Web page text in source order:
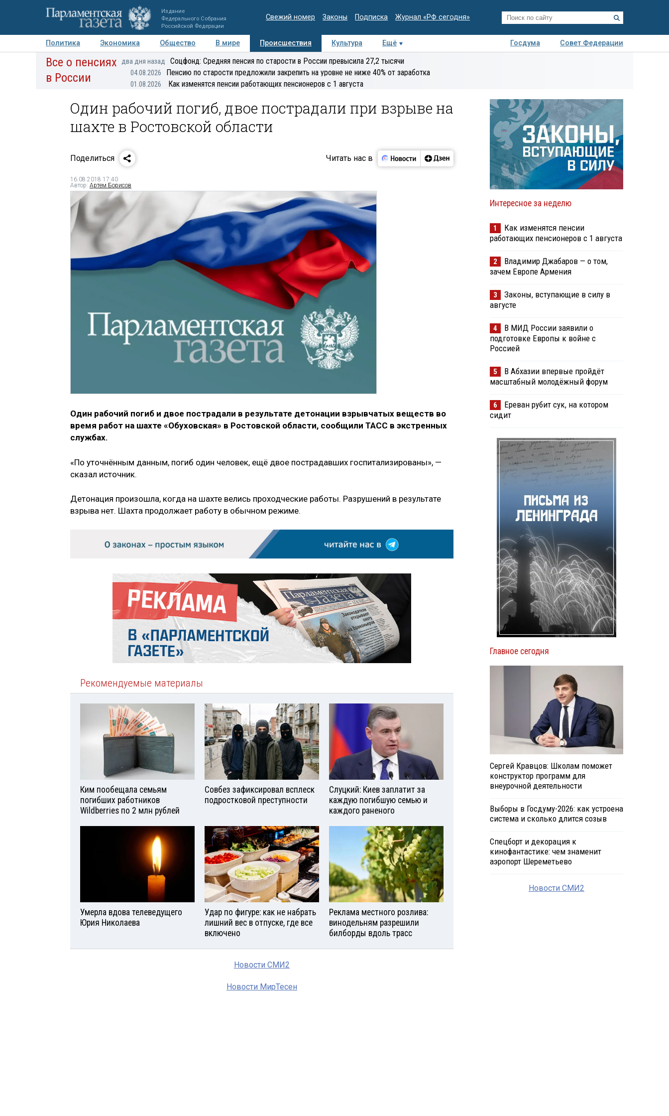
Издание
Федерального Собрания
Российской Федерации
Свежий номер Законы Подписка Журнал «РФ сегодня»
Политика Экономика Общество В мире Происшествия Культура Ещё Госдума
Совет Федерации
Авторы Персоны Мнения Регионы Медиацентр Интервью Колумнисты
Все о пенсиях
в России
два дня назад Соцфонд: Средняя пенсия по старости в России превысила 27,2 тысячи
04.08.2026 Пенсию по старости предложили закрепить на уровне не ниже 40% от заработка
01.08.2026 Как изменятся пенсии работающих пенсионеров с 1 августа
Один рабочий погиб, двое пострадали при взрыве на
шахте в Ростовской области
Поделиться Читать нас в
16.08.2018 17:40
Автор: Артем Борисов
Один рабочий погиб и двое пострадали в результате детонации взрывчатых веществ во
время работ на шахте «Обуховская» в Ростовской области, сообщили ТАСС в экстренных
службах.
«По уточнённым данным, погиб один человек, ещё двое пострадавших госпитализированы», —
сказал источник.
Детонация произошла, когда на шахте велись проходческие работы. Разрушений в результате
взрыва нет. Шахта продолжает работу в обычном режиме.
Рекомендуемые материалы
Ким пообещала семьям
погибших работников
Wildberries по 2 млн рублей
Совбез зафиксировал всплеск
подростковой преступности
Слуцкий: Киев заплатит за
каждую погибшую семью и
каждого раненого
Умерла вдова телеведущего
Юрия Николаева
Удар по фигуре: как не набрать
лишний вес в отпуске, где все
включено
Реклама местного розлива:
винодельням разрешили
билборды вдоль трасс
Новости СМИ2
Новости МирТесен
Интересное за неделю
1
Как изменятся пенсии
работающих пенсионеров с 1 августа
2
Владимир Джабаров — о том,
зачем Европе Армения
3
Законы, вступающие в силу в
августе
4
В МИД России заявили о
подготовке Европы к войне с
Россией
5
В Абхазии впервые пройдёт
масштабный молодёжный форум
6
Ереван рубит сук, на котором
сидит
Главное сегодня
Сергей Кравцов: Школам поможет
конструктор программ для
внеурочной деятельности
Выборы в Госдуму-2026: как устроена
система и сколько длится созыв
Спецборт и декорация к
кинофантастике: чем знаменит
аэропорт Шереметьево
Новости СМИ2